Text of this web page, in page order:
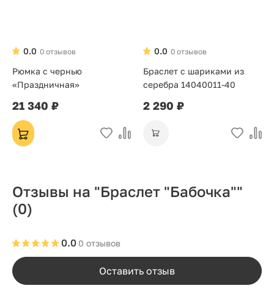
0 отзывов
0.0
Рюмка с чернью
«Праздничная»
21 340 ₽
0 отзывов
0.0
Браслет с шариками из
серебра 14040011-40
2 290 ₽
Отзывы на "Браслет "Бабочка""
(0)
0 отзывов
0.0
Оставить отзыв